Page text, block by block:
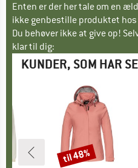
Enten er der her tale om en
ikke genbestille produktet
Du behøver ikke at give op!
klar til dig:
KUNDER, SOM HAR
Rabat
til 48%